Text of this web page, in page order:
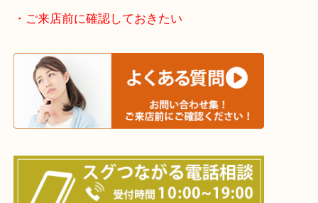
たつの市・相生市・赤穂市
鳥取県全域・京都府全域